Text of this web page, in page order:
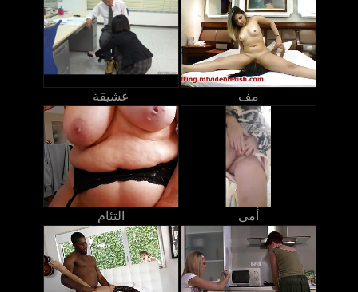
عشيقة مف
التئام أمي